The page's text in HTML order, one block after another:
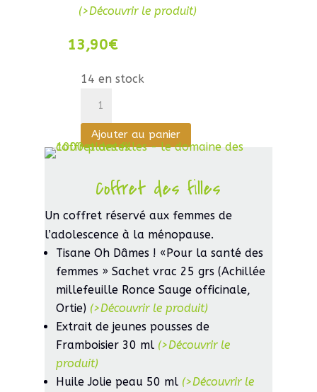
(>Découvrir le produit)
13,90€
14 en stock
Alcoolature
Bio
Gratteron
Ajouter au panier
Coffret des filles
Un coffret réservé aux femmes de
l’adolescence à la ménopause.
Tisane Oh Dâmes ! «Pour la santé des
femmes » Sachet vrac 25 grs (Achillée
millefeuille Ronce Sauge officinale,
Ortie) (>Découvrir le produit)
Extrait de jeunes pousses de
Framboisier 30 ml (>Découvrir le
produit)
Huile Jolie peau 50 ml (>Découvrir le